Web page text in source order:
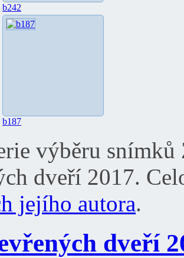
b242
b187
výběru snímků
dveří 2017.
jejího autora.
dveří